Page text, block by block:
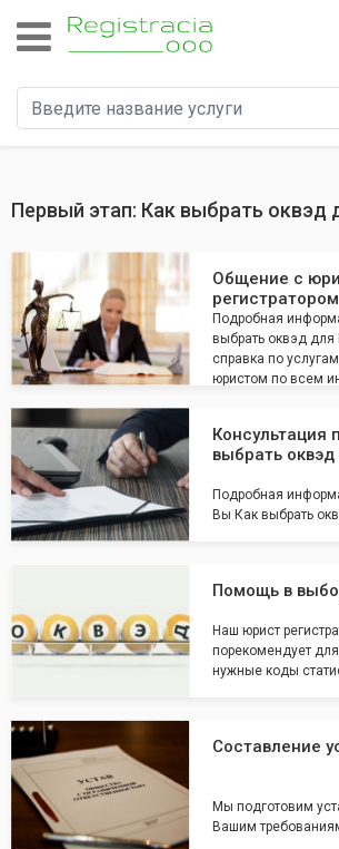
Первый этап: Как выбрать оквэд
Общение с
регистратором
Подробная
выбрать оквэд для
справка по
юристом по всем
Консультация
выбрать
Подробная
Вы Как выбрать
Помощь в
Наш юрист
порекомендует
нужные коды
Составление
Мы подготовим
Вашим